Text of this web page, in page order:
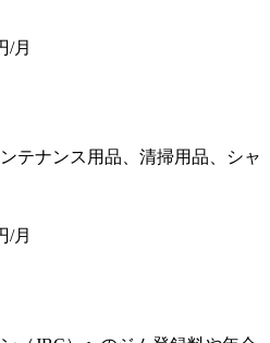
/月
テナンス用品、清掃用品、シャ
/月